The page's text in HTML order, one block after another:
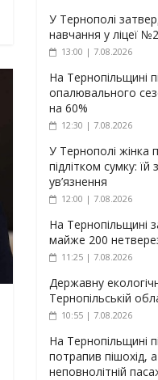
У Тернополі
навчання у ліцеї
13:00 | 7.08.2026
На Тернопільщині
опалювального
на 60%
12:30 | 7.08.2026
У Тернополі жінка
підлітком сумку:
ув’язнення
12:00 | 7.08.2026
На Тернопільщині
майже 200
11:25 | 7.08.2026
Державну
Тернопільській
10:55 | 7.08.2026
На Тернопільщині
потрапив пішохід,
неповнолітній